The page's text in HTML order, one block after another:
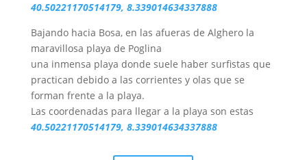
40.50221170514179, 8.339014634337888
Bajando hacia Bosa, en las afueras de Alghero la
maravillosa playa de Poglina
una inmensa playa donde suele haber surfistas que
practican debido a las corrientes y olas que se
forman frente a la playa.
Las coordenadas para llegar a la playa son estas
40.50221170514179, 8.339014634337888